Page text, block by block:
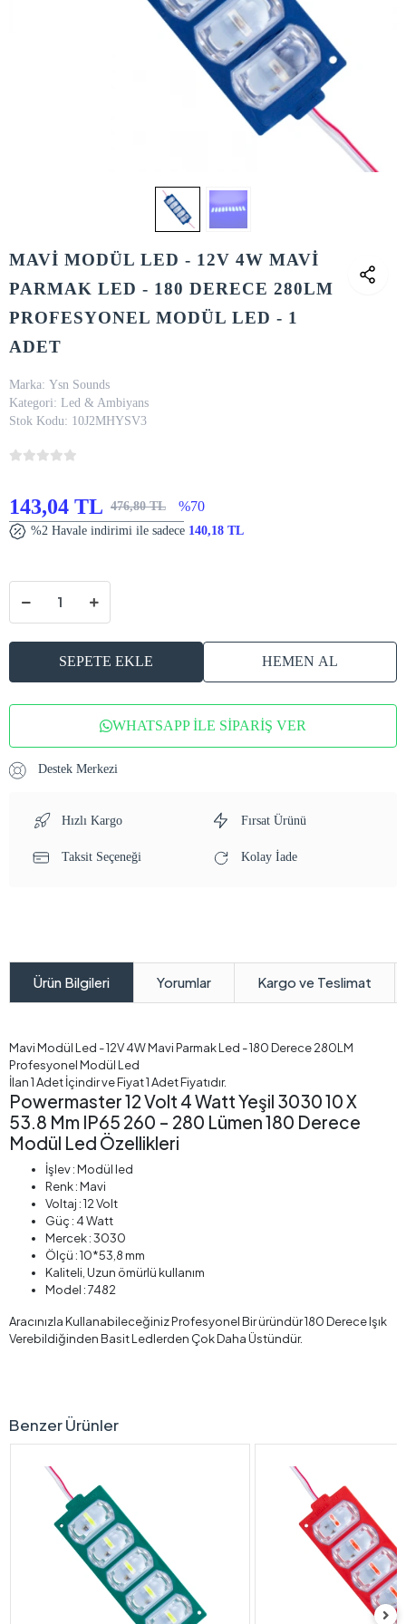
MAVİ MODÜL LED - 12V 4W MAVİ
PARMAK LED - 180 DERECE 280LM
PROFESYONEL MODÜL LED - 1
ADET
Marka: Ysn Sounds
Kategori: Led & Ambiyans
Stok Kodu: 10J2MHYSV3
143,04 TL 476,80 TL %70
%2 Havale indirimi ile sadece 140,18 TL
SEPETE EKLE HEMEN AL
WHATSAPP İLE SİPARİŞ VER
Destek Merkezi
Hızlı Kargo Fırsat Ürünü
Taksit Seçeneği Kolay İade
Ürün Bilgileri Yorumlar Kargo ve Teslimat
Mavi Modül Led - 12V 4W Mavi Parmak Led - 180 Derece 280LM
Profesyonel Modül Led
İlan 1 Adet İçindir ve Fiyat 1 Adet Fiyatıdır.
Powermaster 12 Volt 4 Watt Yeşil 3030 10 X
53.8 Mm IP65 260 – 280 Lümen 180 Derece
Modül Led Özellikleri
İşlev : Modül led
Renk : Mavi
Voltaj : 12 Volt
Güç : 4 Watt
Mercek : 3030
Ölçü : 10*53,8 mm
Kaliteli, Uzun ömürlü kullanım
Model : 7482
Aracınızla Kullanabileceğiniz Profesyonel Bir üründür 180 Derece Işık
Verebildiğinden Basit Ledlerden Çok Daha Üstündür.
Benzer Ürünler